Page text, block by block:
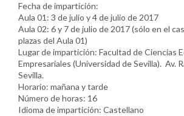
Fecha de impartición:
Aula 01: 3 de julio y 4 de julio de 2017
Aula 02: 6 y 7 de julio de 2017 (sólo en el
plazas del Aula 01)
Lugar de impartición: Facultad de Ciencias
Empresariales (Universidad de Sevilla). Av.
Sevilla.
Horario: mañana y tarde
Número de horas: 16
Idioma de impartición: Castellano